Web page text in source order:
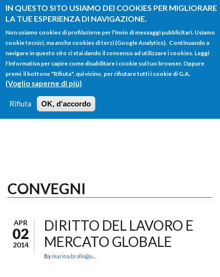
IN QUESTO SITO USIAMO DEI COOKIES PER MIGLIORARE
LA TUE ESPERIENZA DI NAVIGAZIONE.
Non usiamo cookies di profilazione per l'invio di messaggi pubblicitari. Usiamo
cookie tecnici, ma anche cookies di terzi (Google Analytics). Continuando a
navigare in questo sito ci stai dando il consenso ad utilizzare i cookies. Leggi
l'informativa per capire come disabilitare i cookie sul tuo browser. Oppure
premi il bottone "Rifiuta", qui vicino, per rifiutare tutti i cookie di G.A.
(Voglio saperne di più)
Rifiuta OK, d'accordo
Salta al contenuto principale
FORM
DI
RICERCA
Main menu
HOME TUTTI I PROFILI
LOGIN
CONVEGNI
APR
02
2014
DIRITTO DEL LAVORO E
MERCATO GLOBALE
By marina.brollo@u...